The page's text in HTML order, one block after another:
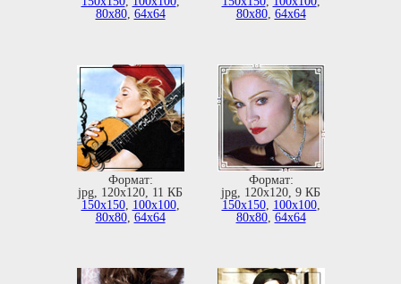
80х80, 64х64
80х80, 64х64
Формат:
jpg, 120х120, 11 КБ
150х150, 100х100,
80х80, 64х64
Формат:
jpg, 120х120, 9 КБ
150х150, 100х100,
80х80, 64х64